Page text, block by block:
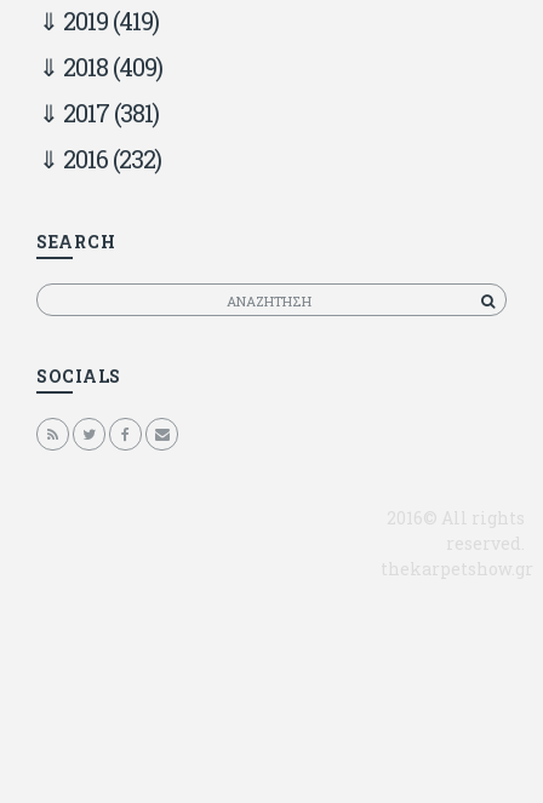
2019(419)
2018(409)
2017(381)
2016(232)
SEARCH
Αναζητηση
SOCIALS